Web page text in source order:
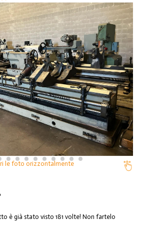
le foto orizzontalmente
è già stato visto 181 volte! Non fartelo